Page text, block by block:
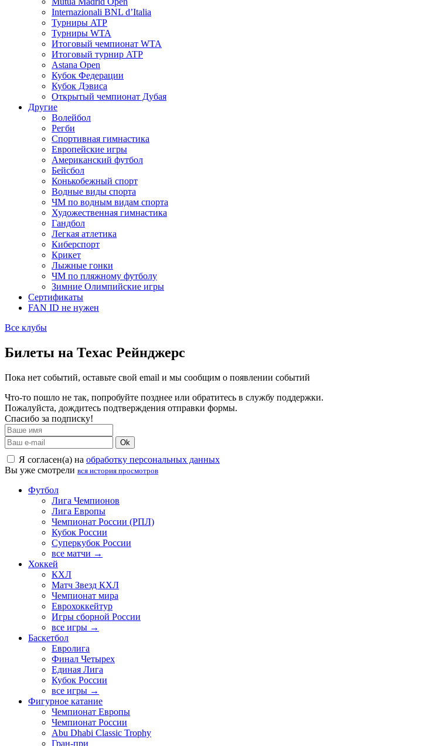
Internazionali BNL d’Italia
Турниры ATP
Турниры WTA
Итоговый чемпионат WTA
Итоговый турнир ATP
Astana Open
Кубок Федерации
Кубок Дэвиса
Открытый чемпионат Дубая
Другие
Волейбол
Регби
Спортивная гимнастика
Европейские игры
Американский футбол
Бейсбол
Конькобежный спорт
Водные виды спорта
ЧМ по водным видам спорта
Художественная гимнастика
Гандбол
Легкая атлетика
Киберспорт
Крикет
Лыжные гонки
ЧМ по пляжному футболу
Зимние Олимпийские игры
Сертификаты
FAN ID не нужен
Все клубы
Билеты на Техас Рейнджерс
Пока нет событий, оставьте свой email и мы сообщим о появлении событий
Что-то пошло не так, попробуйте позднее или обратитесь в службу поддержки.
Пожалуйста, дождитесь подтверждения отправки формы.
Спасибо за подписку!
Ok
Я согласен(а) на обработку персональных данных
Вы уже смотрели вся история просмотров
Футбол
Лига Чемпионов
Лига Европы
Чемпионат России (РПЛ)
Кубок России
Суперкубок России
все матчи →
Хоккей
КХЛ
Матч Звезд КХЛ
Чемпионат мира
Еврохоккейтур
Игры сборной России
все игры →
Баскетбол
Евролига
Финал Четырех
Единая Лига
Кубок России
все игры →
Фигурное катание
Чемпионат Европы
Чемпионат России
Abu Dhabi Classic Trophy
Гран-при